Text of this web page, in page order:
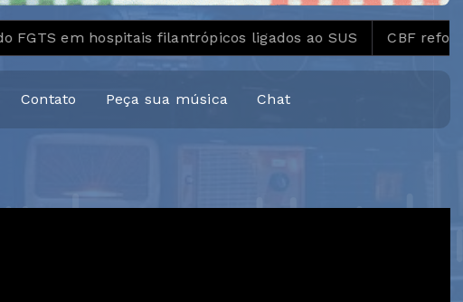
hospitais filantrópicos ligados ao SUS CBF reforça
Contato Peça sua música Chat